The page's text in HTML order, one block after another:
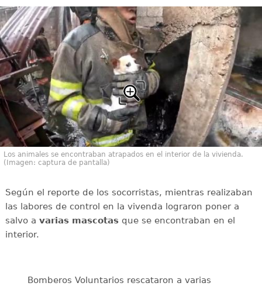
Los animales se encontraban atrapados en el interior de la vivienda.
(Imagen: captura de pantalla)
Según el reporte de los socorristas, mientras realizaban
las labores de control en la vivenda lograron poner a
salvo a varias mascotasque se encontraban en el
interior.
Bomberos Voluntarios rescataron a varias